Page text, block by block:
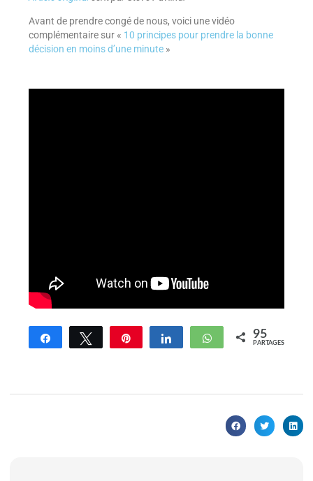
Avant de prendre congé de nous, voici une vidéo
complémentaire sur « 10 principes pour prendre la bonne
décision en moins d’une minute»
Partagez Tweetez Enregistrer Partagez WhatsApp
95
PARTAGES